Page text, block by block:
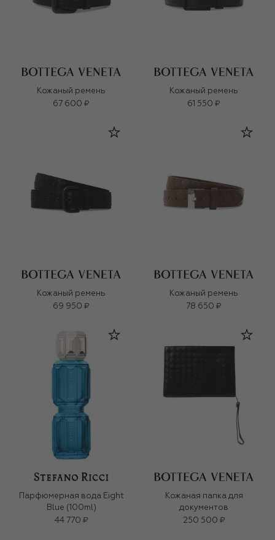
Кожаный ремень
67 600 ₽
Кожаный ремень
61 550 ₽
Кожаный ремень
69 950 ₽
Кожаный ремень
78 650 ₽
Парфюмерная вода Eight
Blue (100ml)
44 770 ₽
Кожаная папка для
документов
250 500 ₽